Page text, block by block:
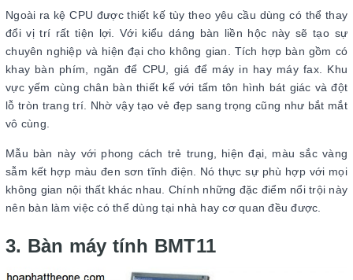
Ngoài ra kệ CPU được thiết kế tùy theo yêu cầu dùng có thể thay
đổi vị trí rất tiện lợi. Với kiểu dáng bàn liền hộc này sẽ tạo sự
chuyên nghiệp và hiện đại cho không gian. Tích hợp bàn gồm có
khay bàn phím, ngăn để CPU, giá để máy in hay máy fax. Khu
vực yếm cùng chân bàn thiết kế với tấm tôn hình bát giác và đột
lỗ tròn trang trí. Nhờ vậy tạo vẻ đẹp sang trọng cũng như bắt mắt
vô cùng.
Mẫu bàn này với phong cách trẻ trung, hiện đại, màu sắc vàng
sẫm kết hợp màu đen sơn tĩnh điện. Nó thực sự phù hợp với mọi
không gian nội thất khác nhau. Chính những đặc điểm nổi trội này
nên bàn làm việc có thể dùng tại nhà hay cơ quan đều được.
3. Bàn máy tính BMT11